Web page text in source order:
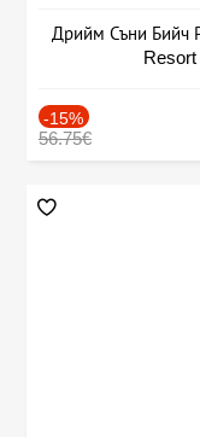
Дрийм Съни Бийч
Resort
-15%
56.75€